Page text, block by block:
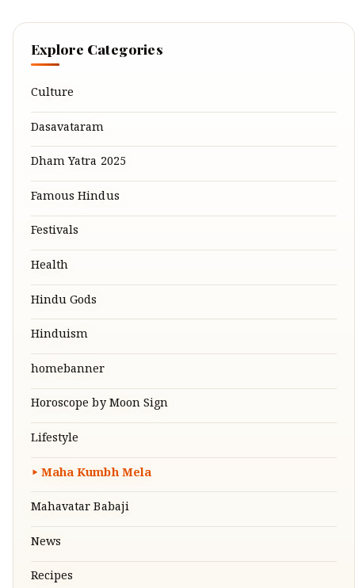
Explore Categories
Culture
Dasavataram
Dham Yatra 2025
Famous Hindus
Festivals
Health
Hindu Gods
Hinduism
homebanner
Horoscope by Moon Sign
Lifestyle
Maha Kumbh Mela
Mahavatar Babaji
News
Recipes